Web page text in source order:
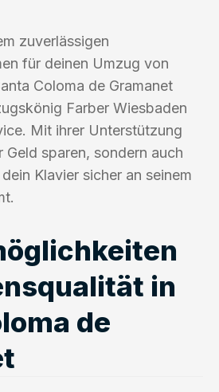
zuverlässigen
für deinen Umzug von
Coloma de Gramanet
Farber Wiesbaden
Mit ihrer Unterstützung
Geld sparen, sondern auch
Klavier sicher an seinem
in
de